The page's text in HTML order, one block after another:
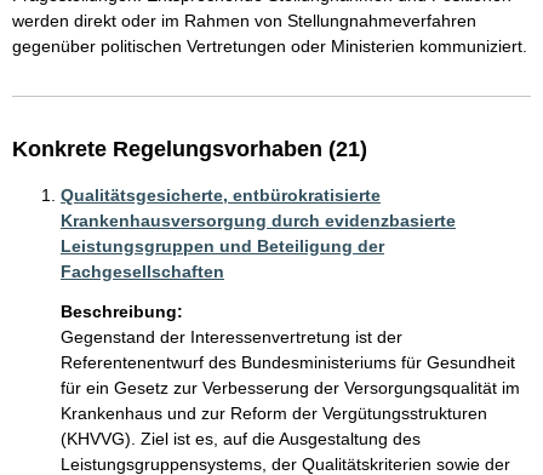
werden direkt oder im Rahmen von Stellungnahmeverfahren
gegenüber politischen Vertretungen oder Ministerien kommuniziert.
Konkrete Regelungsvorhaben (21)
Qualitätsgesicherte, entbürokratisierte
Krankenhausversorgung durch evidenzbasierte
Leistungsgruppen und Beteiligung der
Fachgesellschaften
Beschreibung:
Gegenstand der Interessenvertretung ist der
Referentenentwurf des Bundesministeriums für Gesundheit
für ein Gesetz zur Verbesserung der Versorgungsqualität im
Krankenhaus und zur Reform der Vergütungsstrukturen
(KHVVG). Ziel ist es, auf die Ausgestaltung des
Leistungsgruppensystems, der Qualitätskriterien sowie der